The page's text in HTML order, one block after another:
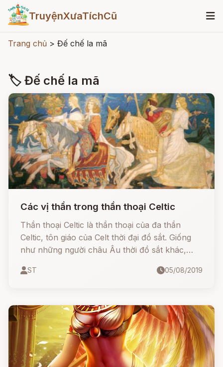
TruyệnXưaTíchCũ
Trang chủ > Đế chế la mã
🏷 Đế chế la mã
Các vị thần trong thần thoại Celtic
Thần thoại Celtic là thần thoại của đa thần
Celtic, tôn giáo của Celt thời đại đồ sắt. Giống
như những người châu Âu thời đồ sắt khác,
tôn giáo đa thần. Người Celt sớm tiếp xúc gần
trong Đế chế La Mã, họ chuyển sang Kitô giáo
và mất đi ngôn ngữ Celtic. Thần thoại của họ đã
được bảo tồn chủ yếu là thông qua các nguồn
tài liệu La Mã và Kitô giáo đương đại.
ST 05/08/2019